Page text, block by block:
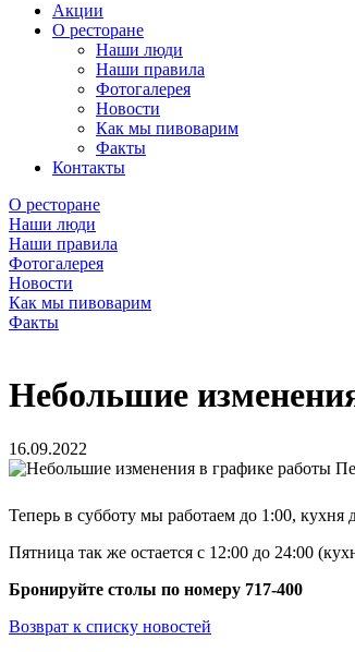
Акции
О ресторане
Наши люди
Наши правила
Фотогалерея
Новости
Как мы пивоварим
Факты
Контакты
О ресторане
Наши люди
Наши правила
Фотогалерея
Новости
Как мы пивоварим
Факты
Небольшие
16.09.2022
Теперь в субботу мы работаем до 1:00, кухня
Пятница так же остается с 12:00 до 24:00
Бронируйте столы по номеру 717-400
Возврат к списку новостей